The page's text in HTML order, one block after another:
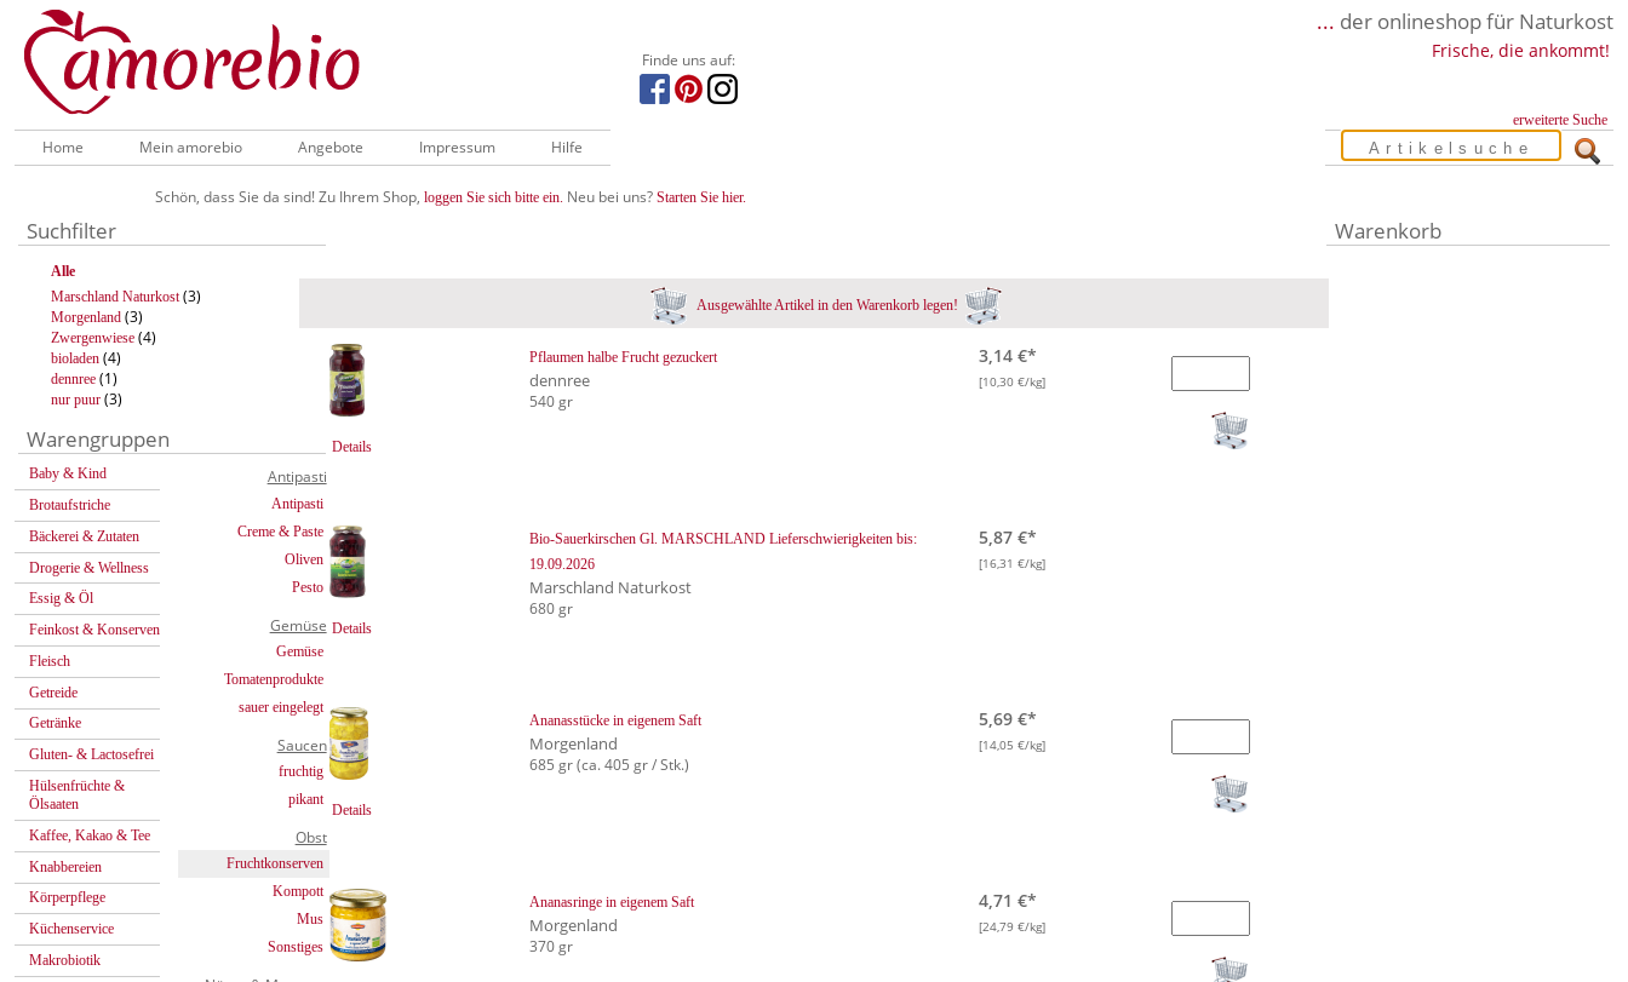
Finde uns auf:
... der onlineshop für Naturkost
Frische, die ankommt!
erweiterte Suche
Home Mein amorebio Angebote Impressum Hilfe
Schön, dass Sie da sind! Zu Ihrem Shop, loggen Sie sich bitte ein. Neu bei uns? Starten Sie hier.
Suchfilter
Alle
Marschland Naturkost(3)
Morgenland (3)
Zwergenwiese (4)
bioladen (4)
dennree (1)
nur puur (3)
Warengruppen
Baby & Kind
Brotaufstriche
Bäckerei & Zutaten
Drogerie & Wellness
Essig & Öl
Feinkost & Konserven
Fleisch
Getreide
Getränke
Gluten- & Lactosefrei
Hülsenfrüchte &
Ölsaaten
Kaffee, Kakao & Tee
Knabbereien
Körperpflege
Küchenservice
Makrobiotik
Antipasti
Antipasti
Creme & Paste
Oliven
Pesto
Gemüse
Gemüse
Tomatenprodukte
sauer eingelegt
Saucen
fruchtig
pikant
Obst
Fruchtkonserven
Kompott
Mus
Sonstiges
Warenkorb
Ausgewählte Artikel in den Warenkorb legen!
Details
Pflaumen halbe Frucht gezuckert
dennree
540 gr
3,14 €*
[10,30 €/kg]
Details
Bio-Sauerkirschen Gl. MARSCHLAND Lieferschwierigkeiten bis:
19.09.2026
Marschland Naturkost
680 gr
5,87 €*
[16,31 €/kg]
Details
Ananasstücke in eigenem Saft
Morgenland
685 gr (ca. 405 gr / Stk.)
5,69 €*
[14,05 €/kg]
Ananasringe in eigenem Saft
Morgenland
370 gr
4,71 €*
[24,79 €/kg]